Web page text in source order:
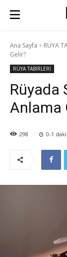
Ana Sayfa RÜYA
Gelir?
RÜYA TABİRLERİ
Rüyada
Anlama
298 0-1